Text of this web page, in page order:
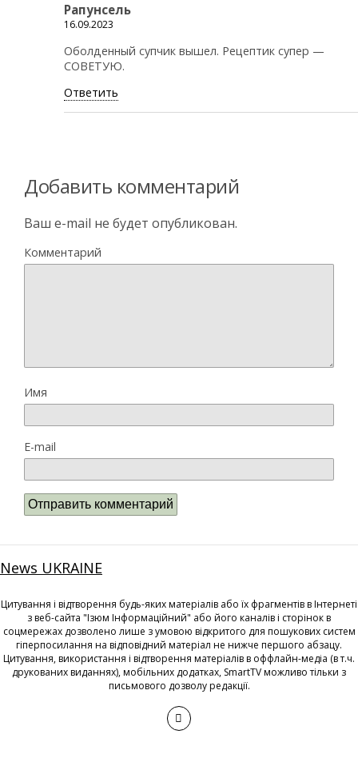
Рапунсель
16.09.2023
Оболденный супчик вышел. Рецептик супер —
СОВЕТУЮ.
Ответить
Добавить комментарий
Ваш e-mail не будет опубликован.
Комментарий
Имя
E-mail
News UKRAINE
Цитування і відтворення будь-яких матеріалів або їх фрагментів в Інтернеті
з веб-сайта "Ізюм Інформаційний" або його каналів і сторінок в
соцмережах дозволено лише з умовою відкритого для пошукових систем
гіперпосилання на відповідний матеріал не нижче першого абзацу.
Цитування, використання і відтворення матеріалів в оффлайн-медіа (в т.ч.
друкованих виданнях), мобільних додатках, SmartTV можливо тільки з
письмового дозволу редакції.